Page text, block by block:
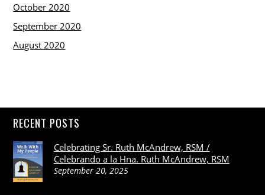
October 2020
September 2020
August 2020
RECENT POSTS
Celebrating Sr. Ruth McAndrew, RSM /
Celebrando a la Hna. Ruth McAndrew, RSM
September 20, 2025